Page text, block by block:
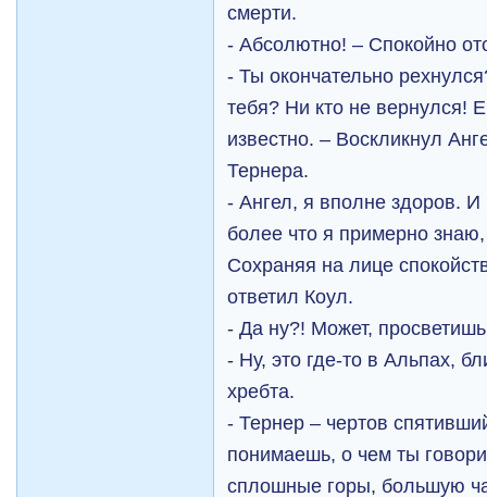
смерти.
- Абсолютно! – Спокойно
- Ты окончательно
тебя? Ни кто не вернулся!
известно. – Воскликнул
Тернера.
- Ангел, я вполне здоров. И
более что я примерно
Сохраняя на лице
ответил Коул.
- Да ну?! Может,
- Ну, это где-то в Альпах,
хребта.
- Тернер – чертов
понимаешь, о чем ты
сплошные горы, большую